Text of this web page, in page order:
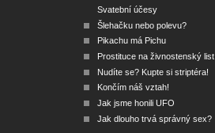
Svatební účesy
Šlehačku nebo polevu?
Pikachu má Pichu
Prostituce na živnostenský list
Nudíte se? Kupte si striptéra!
Končím náš vztah!
Jak jsme honili UFO
Jak dlouho trvá správný sex?